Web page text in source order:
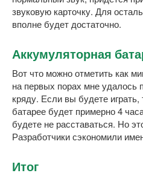
звуковую карточку. Для
вполне будет достаточно.
Аккумуляторная
Вот что можно отметить как
на первых порах мне удалось
кряду. Если вы будете
батарее будет примерно 4
будете не расставаться. Но
Разработчики сэкономили
Итог